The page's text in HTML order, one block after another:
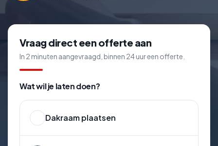
Vraag direct een offerte aan
In 2 minuten aangevraagd, binnen 24 uur een offerte.
Wat wil je laten doen?
Dakraam plaatsen